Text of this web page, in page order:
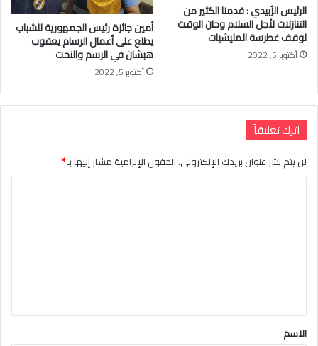
الرئيس الزُبيدي : قدمنا الكثير من
التنازلات لأجل السلام وحان الوقت
لوقف غطرسة المليشيات
أكتوبر 5, 2022
أمين جائزة رئيس الجمهورية للشباب
يطلع على أعمال الرسام يعقوب
هبشان في الرسم والنحت
أكتوبر 5, 2022
اترك تعليقاً
لن يتم نشر عنوان بريدك الإلكتروني.الحقول الإلزامية مشار إليها بـ*
ق
*
الاسم